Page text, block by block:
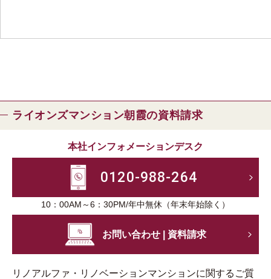
ライオンズマンション朝霞の資料請求
本社インフォメーションデスク
0120-988-264
10：00AM～6：30PM/年中無休（年末年始除く）
お問い合わせ | 資料請求
リノアルファ・リノベーションマンションに関するご質